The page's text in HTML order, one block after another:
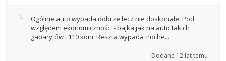
Ogólnie auto wypada dobrze lecz nie doskonale. Pod
względem ekonomiczności - bajka jak na auto takich
gabarytów i 110 koni. Reszta wypada troche...
Dodane 12 lat temu